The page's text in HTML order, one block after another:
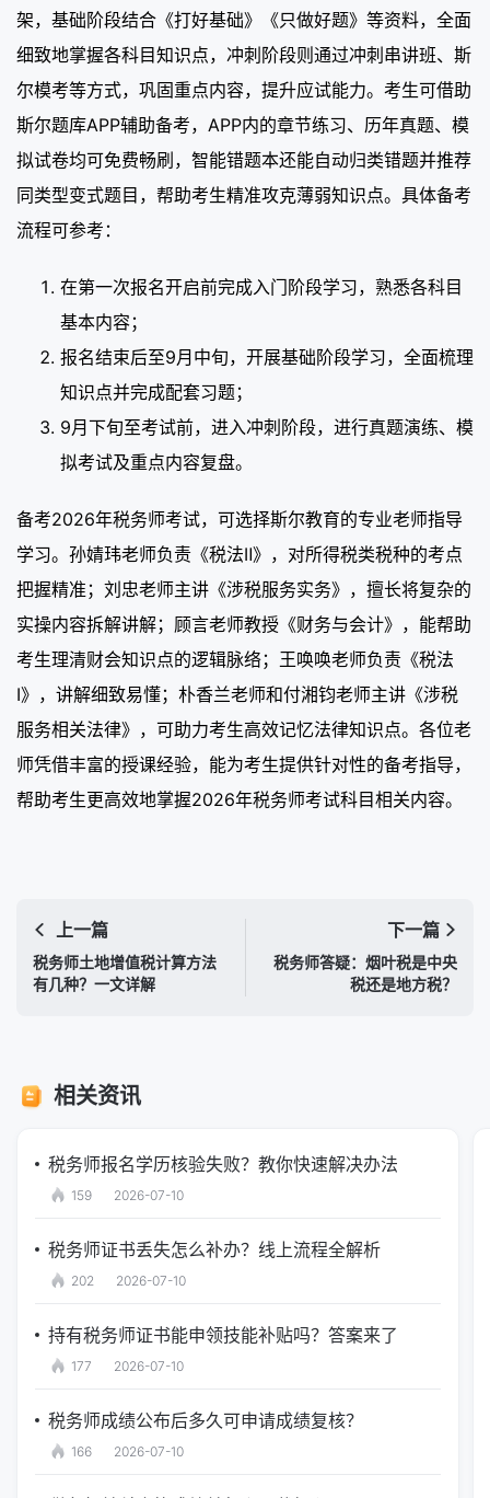
架，基础阶段结合《打好基础》《只做好题》等资料，全面
细致地掌握各科目知识点，冲刺阶段则通过冲刺串讲班、斯
尔模考等方式，巩固重点内容，提升应试能力。考生可借助
斯尔题库APP辅助备考，APP内的章节练习、历年真题、模
拟试卷均可免费畅刷，智能错题本还能自动归类错题并推荐
同类型变式题目，帮助考生精准攻克薄弱知识点。具体备考
流程可参考：
在第一次报名开启前完成入门阶段学习，熟悉各科目
基本内容；
报名结束后至9月中旬，开展基础阶段学习，全面梳理
知识点并完成配套习题；
9月下旬至考试前，进入冲刺阶段，进行真题演练、模
拟考试及重点内容复盘。
备考2026年税务师考试，可选择斯尔教育的专业老师指导
学习。孙婧玮老师负责《税法Ⅱ》，对所得税类税种的考点
把握精准；刘忠老师主讲《涉税服务实务》，擅长将复杂的
实操内容拆解讲解；顾言老师教授《财务与会计》，能帮助
考生理清财会知识点的逻辑脉络；王唤唤老师负责《税法
Ⅰ》，讲解细致易懂；朴香兰老师和付湘钧老师主讲《涉税
服务相关法律》，可助力考生高效记忆法律知识点。各位老
师凭借丰富的授课经验，能为考生提供针对性的备考指导，
帮助考生更高效地掌握2026年税务师考试科目相关内容。
上一篇
税务师土地增值税计算方法
有几种？一文详解
下一篇
税务师答疑：烟叶税是中央
税还是地方税？
相关资讯
税务师报名学历核验失败？教你快速解决办法
159 2026-07-10
税务师证书丢失怎么补办？线上流程全解析
202 2026-07-10
持有税务师证书能申领技能补贴吗？答案来了
177 2026-07-10
税务师成绩公布后多久可申请成绩复核？
166 2026-07-10